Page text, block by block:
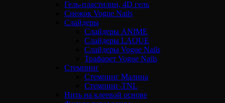
Гель-пластилин, 4D гель
Снежок Vogue Nails
Слайдеры
Слайдеры ANIME
Слайдеры LAQUE
Слайдеры Vogue Nails
Трафарет Vogue Nails
Стемпинг
Стемпинг Малина
Стемпинг-TNL
Нить на клеевой основе